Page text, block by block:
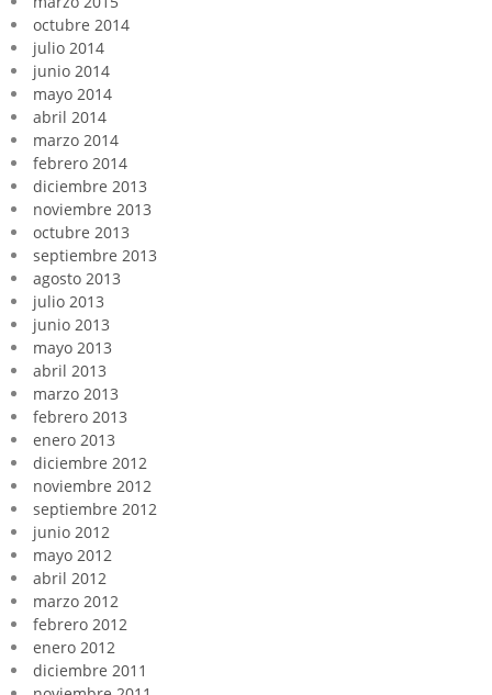
octubre 2014
julio 2014
junio 2014
mayo 2014
abril 2014
marzo 2014
febrero 2014
diciembre 2013
noviembre 2013
octubre 2013
septiembre 2013
agosto 2013
julio 2013
junio 2013
mayo 2013
abril 2013
marzo 2013
febrero 2013
enero 2013
diciembre 2012
noviembre 2012
septiembre 2012
junio 2012
mayo 2012
abril 2012
marzo 2012
febrero 2012
enero 2012
diciembre 2011